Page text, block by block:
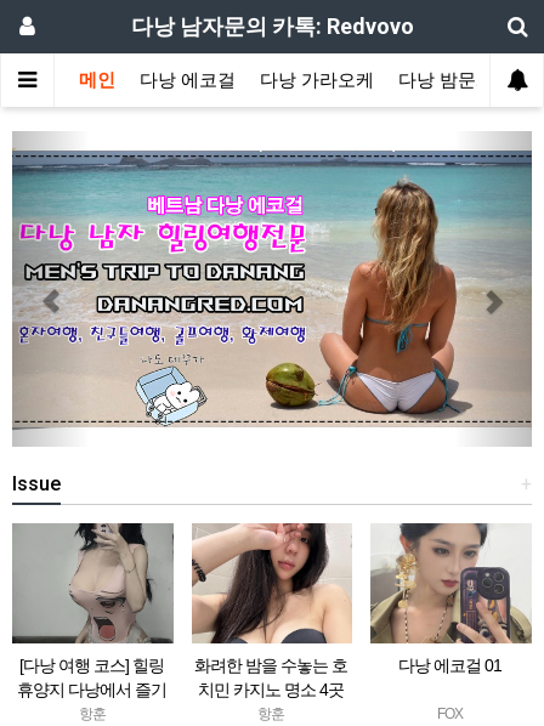
다낭 남자문의 카톡: Redvovo
메인 다낭 에코걸 다낭 가라오케 다낭 밤문화 예
+
Issue
[다낭 여행 코스] 힐링
휴양지 다낭에서 즐기
는 명품 골프와 마사지
항훈
화려한 밤을 수놓는 호
치민 카지노 명소 4곳
완벽 가이드
항훈
다낭 에코걸 01
FOX